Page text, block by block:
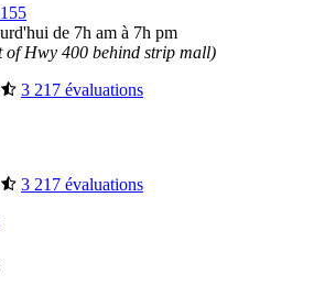
de 7h am à 7h pm
of Hwy 400 behind strip mall)
3 217 évaluations
3 217 évaluations